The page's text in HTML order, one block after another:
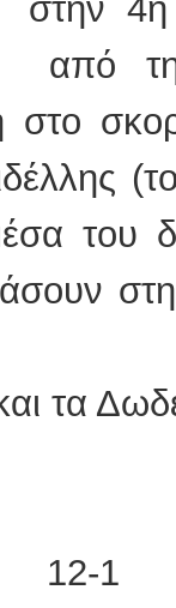
στην
από
του
τα
12-1